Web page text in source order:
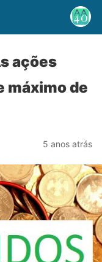
ações
máximo de
5 anos atrás